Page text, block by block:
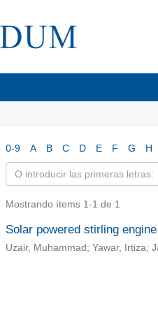
0-9 A B C D E F G H
Mostrando ítems 1-1 de 1
Solar powered stirling
Uzair, Muhammad; Yawar, Irtiza;